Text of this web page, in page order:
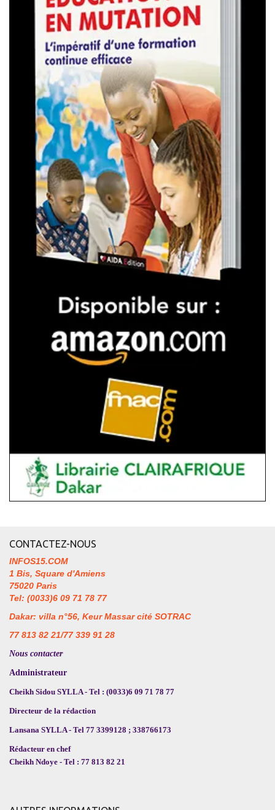
CONTACTEZ-NOUS
INFOS15.COM
1 Bis, Square d'Amiens
75020 Paris
Tel: (0033)6 09 71 78 77
Dakar: villa n°56, Keur Massar cité SOTRAC
77 813 82 21/77 339 91 28
Nous contacter
Administrateur
Cheikh Sidou SYLLA - Tel : (0033)6 09 71 78 77
Directeur de la rédaction
Lansana SYLLA - Tel 77 3399128 ; 338766173
Rédacteur en chef
Cheikh Ndoye - Tel : 77 813 82 21